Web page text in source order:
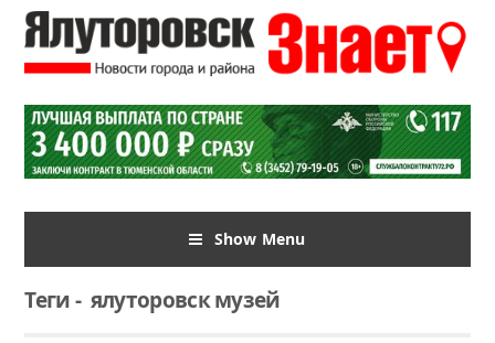
Show Menu
Теги-ялуторовск музей